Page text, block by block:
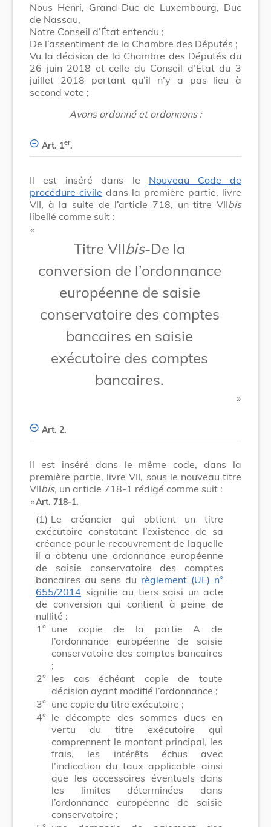
Nous Henri, Grand-Duc de Luxembourg, Duc
de Nassau,
Notre Conseil d’État entendu ;
De l’assentiment de la Chambre des Députés ;
Vu la décision de la Chambre des Députés du
26 juin 2018 et celle du Conseil d’État du 3
juillet 2018 portant qu’il n’y a pas lieu à
second vote ;
Avons ordonné et ordonnons :
Art. 1er.
Il est inséré dans le Nouveau Code de
procédure civile dans la première partie, livre
VII, à la suite de l’article 718, un titre VIIbis
libellé comme suit :
​ «
Titre VIIbis-De la
conversion de l’ordonnance
européenne de saisie
conservatoire des comptes
bancaires en saisie
exécutoire des comptes
bancaires.
​ »
Art. 2.
Il est inséré dans le même code, dans la
première partie, livre VII, sous le nouveau titre
VIIbis, un article 718-1 rédigé comme suit :
​ «Art. 718-1.
(1) Le créancier qui obtient un titre
exécutoire constatant l’existence de sa
créance pour le recouvrement de laquelle
il a obtenu une ordonnance européenne
de saisie conservatoire des comptes
bancaires au sens du règlement (UE) n°
655/2014 signifie au tiers saisi un acte
de conversion qui contient à peine de
nullité :
1° une copie de la partie A de
l’ordonnance européenne de saisie
conservatoire des comptes bancaires
;
2° les cas échéant copie de toute
décision ayant modifié l’ordonnance ;
3° une copie du titre exécutoire ;
4° le décompte des sommes dues en
vertu du titre exécutoire qui
comprennent le montant principal, les
frais, les intérêts échus avec
l’indication du taux applicable ainsi
que les accessoires éventuels dans
les limites déterminées dans
l’ordonnance européenne de saisie
conservatoire ;